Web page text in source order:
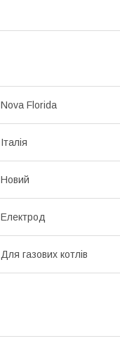
Nova Florida
Італія
Новий
Електрод
Для газових котлів